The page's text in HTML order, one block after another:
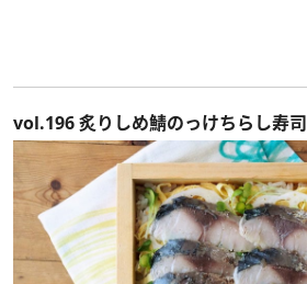
vol.196 炙りしめ鯖のっけちらし寿司